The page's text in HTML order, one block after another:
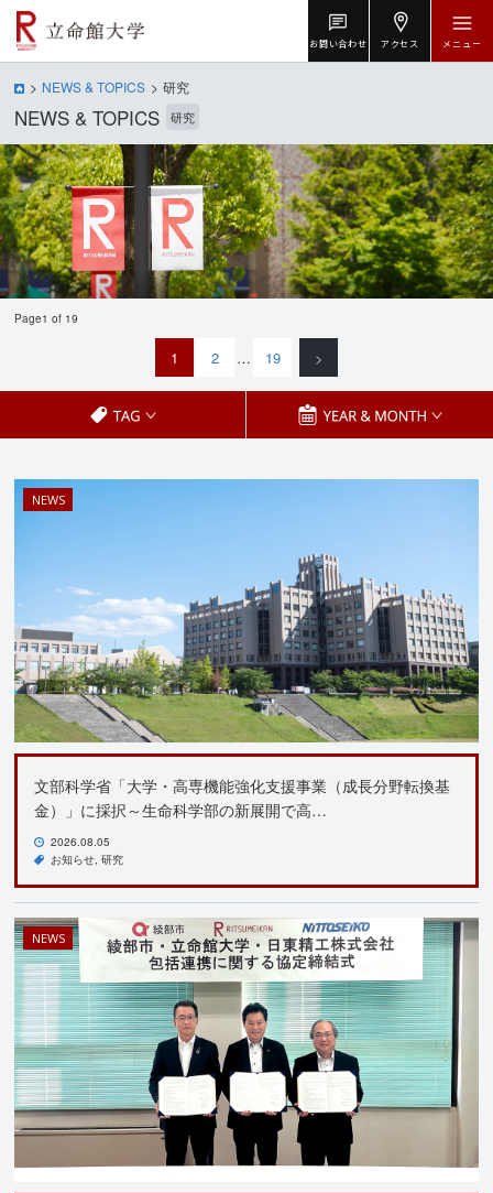
お問い合わせ アクセス メニュー
NEWS & TOPICS 研究
NEWS & TOPICS 研究
Page1 of 19
1 2 … 19 >
NEWS
文部科学省「大学・高専機能強化支援事業（成長分野転換基
金）」に採択～生命科学部の新展開で高…
2026.08.05
お知らせ 研究
NEWS